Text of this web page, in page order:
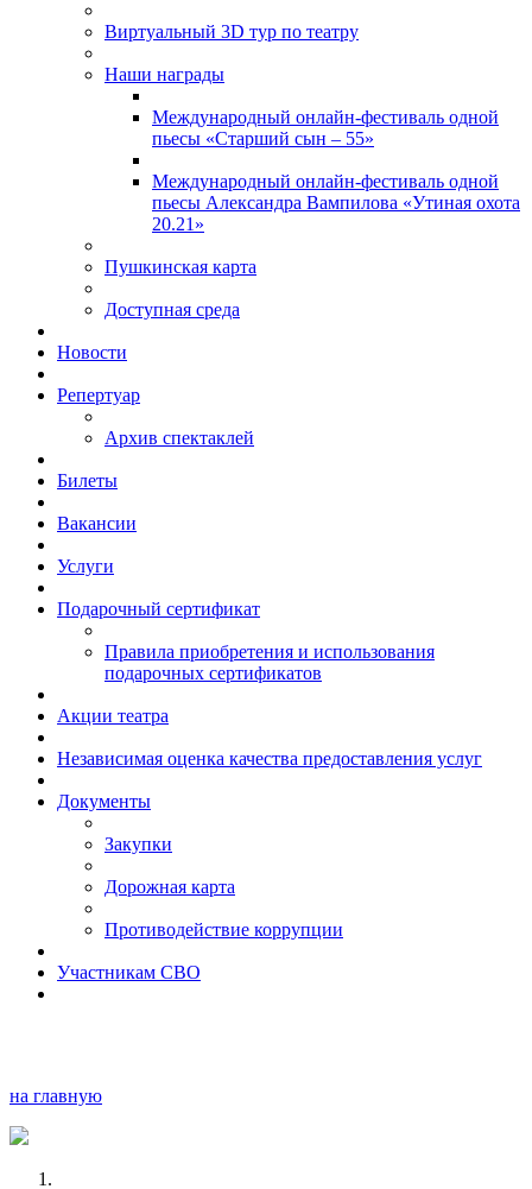
Виртуальный 3D тур по театру
Наши награды
Международный онлайн-фестиваль одной
пьесы «Старший сын – 55»
Международный онлайн-фестиваль одной
пьесы Александра Вампилова «Утиная охота
20.21»
Пушкинская карта
Доступная среда
Новости
Репертуар
Архив спектаклей
Билеты
Вакансии
Услуги
Подарочный сертификат
Правила приобретения и использования
подарочных сертификатов
Акции театра
Независимая оценка качества предоставления услуг
Документы
Закупки
Дорожная карта
Противодействие коррупции
Участникам СВО
на главную